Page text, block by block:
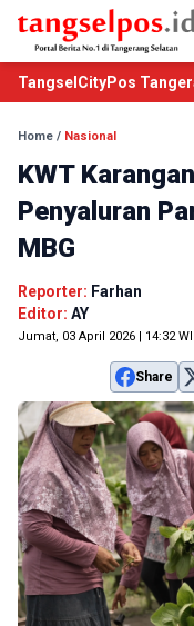
TangselCityPos
Home / Nasional
KWT
Penyaluran
MBG
Reporter: Farhan
Editor: AY
Jumat, 03 April 2026 | 14:32
Share